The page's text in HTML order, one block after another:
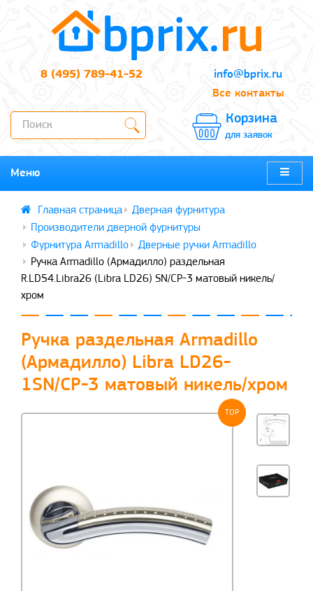
8 (495) 789-41-52
info@bprix.ru
Все контакты
Корзина
для заявок
Меню
Дверная фурнитура
Производители дверной фурнитуры
Фурнитура Armadillo
Дверные ручки Armadillo
Ручка Armadillo (Армадилло) раздельная
R.LD54.Libra26 (Libra LD26) SN/CP-3 матовый никель/
хром
Ручка раздельная Armadillo
(Армадилло) Libra LD26-
1SN/CP-3 матовый никель/хром
TOP